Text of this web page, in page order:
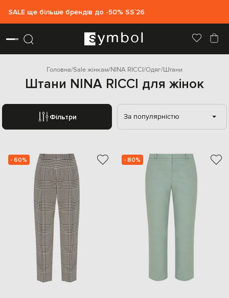
SALE ще більше брендів до -50% SS`26
Головна Sale жінкам NINA RICCI Одяг Штани
Штани NINA RICCI для жінок
Фільтри За популярністю
- 60% - 80%